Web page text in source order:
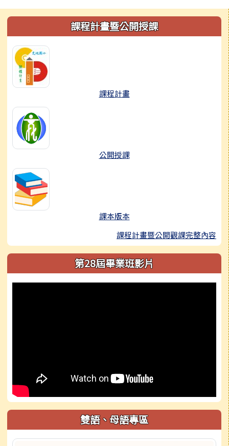
左邊區域內容課程計畫暨公開授課
課程計畫
公開授課
課本版本
課程計畫暨公開觀課完整內容
第28屆畢業班影片
雙語、母語專區